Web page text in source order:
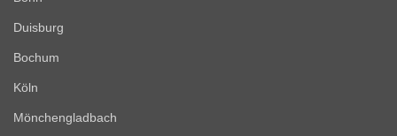
Duisburg
Bochum
Köln
Mönchengladbach